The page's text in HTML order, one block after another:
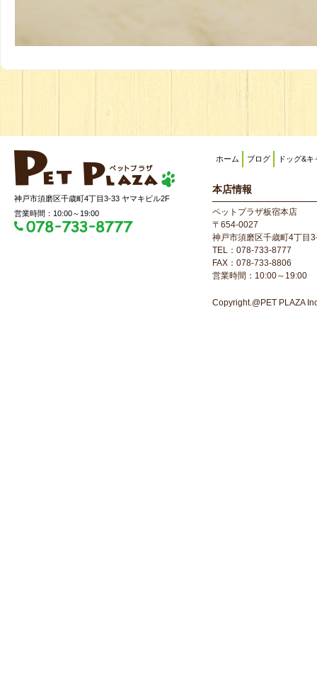
神戸市須磨区千歳町4丁目3-33 ヤマキビル2F
営業時間：10:00～19:00
ホーム ブログ ドッグ&キ
本店情報
ペットプラザ板宿本店
〒654-0027
神戸市須磨区千歳町4丁目
TEL：078-733-8777
FAX：078-733-8806
営業時間：10:00～19:00
Copyright.@PET PLAZA